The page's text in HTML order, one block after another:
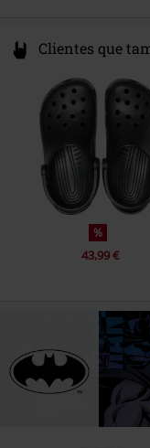
Clientes que
%
43,99 €